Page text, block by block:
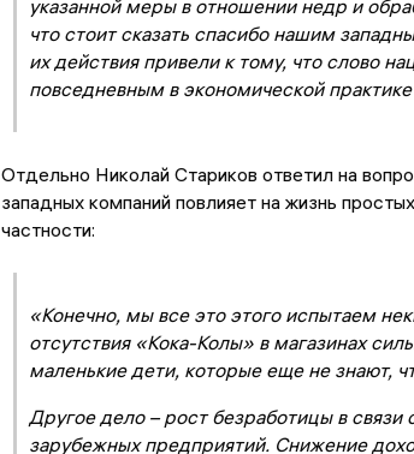
указанной меры в отношении недр и
что стоит сказать спасибо нашим
их действия привели к тому, что слово
повседневным в экономической
Отдельно Николай Стариков ответил на
западных компаний повлияет на жизнь
частности:
«Конечно, мы все это этого испытаем
отсутствия «Кока-Колы» в магазинах
маленькие дети, которые еще не знают,
Другое дело – рост безработицы в
зарубежных предприятий. Снижение